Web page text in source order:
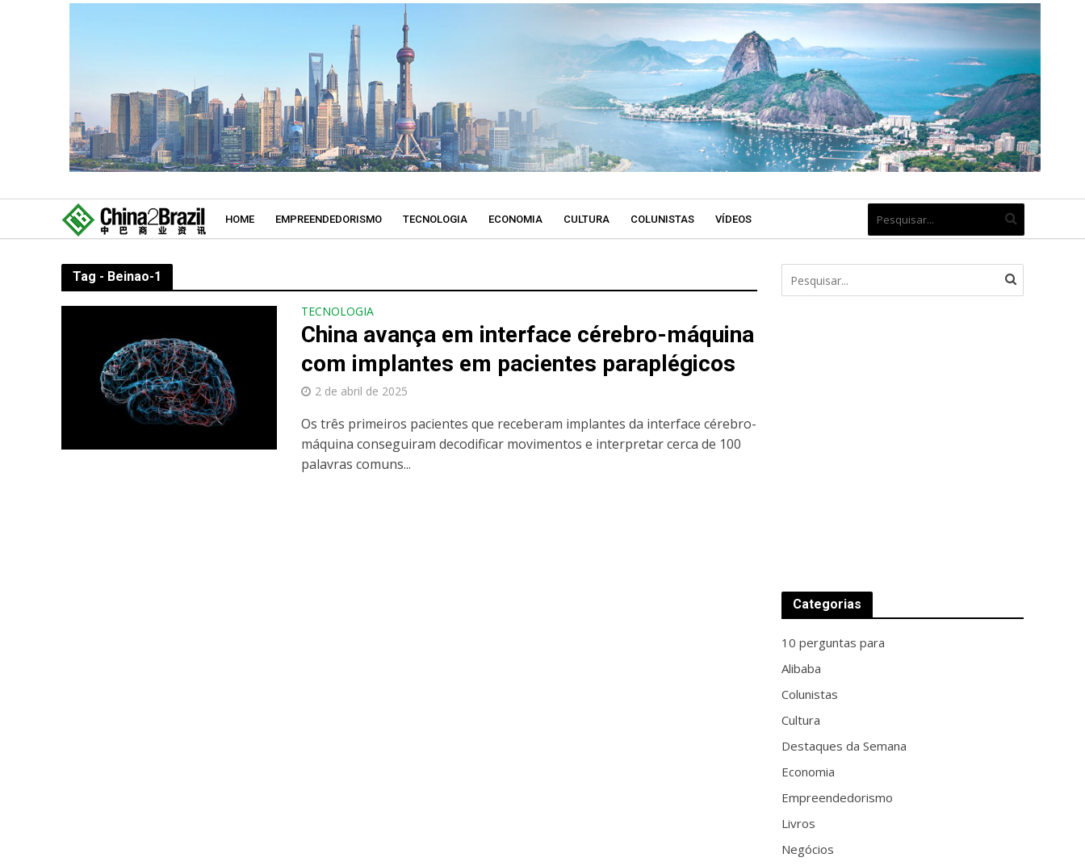
HOME EMPREENDEDORISMO TECNOLOGIA ECONOMIA CULTURA COLUNISTAS VÍDEOS
Tag - Beinao-1
TECNOLOGIA
China avança em interface cérebro-máquina
com implantes em pacientes paraplégicos
2 de abril de 2025
Os três primeiros pacientes que receberam implantes da interface cérebro-
máquina conseguiram decodificar movimentos e interpretar cerca de 100
palavras comuns...
Categorias
10 perguntas para
Alibaba
Colunistas
Cultura
Destaques da Semana
Economia
Empreendedorismo
Livros
Negócios